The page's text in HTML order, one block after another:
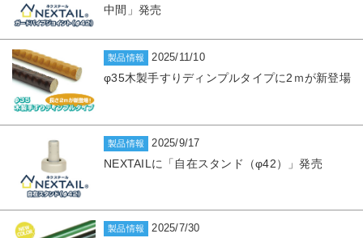
中間」発売
製品情報 2025/11/10
φ35木製手すりディンプルタイプに2ｍが新登場
製品情報 2025/9/17
NEXTAILに「自在スタンド（φ42）」発売
製品情報 2025/7/30